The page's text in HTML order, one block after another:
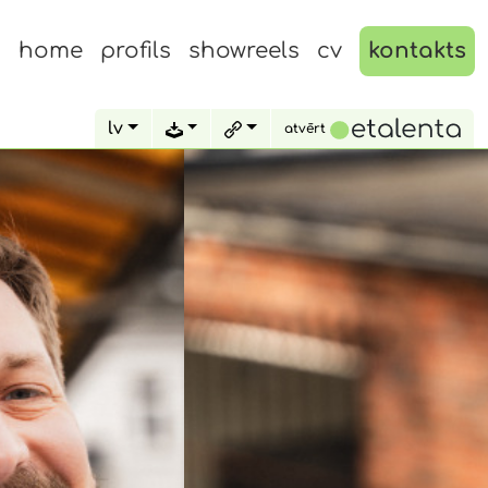
home profils showreels cv kontakts
lv atvērt